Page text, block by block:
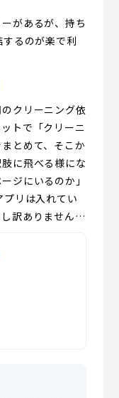
があるが、持ち
るのが楽で利
クリーニング依
トで「クリーニ
とめて、そこか
に飛べる様にな
ジにいるのか」
リは入れてい
し訳ありません…